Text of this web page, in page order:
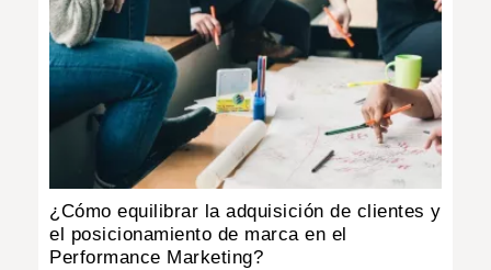
¿Cómo equilibrar la adquisición de clientes y
el posicionamiento de marca en el
Performance Marketing?